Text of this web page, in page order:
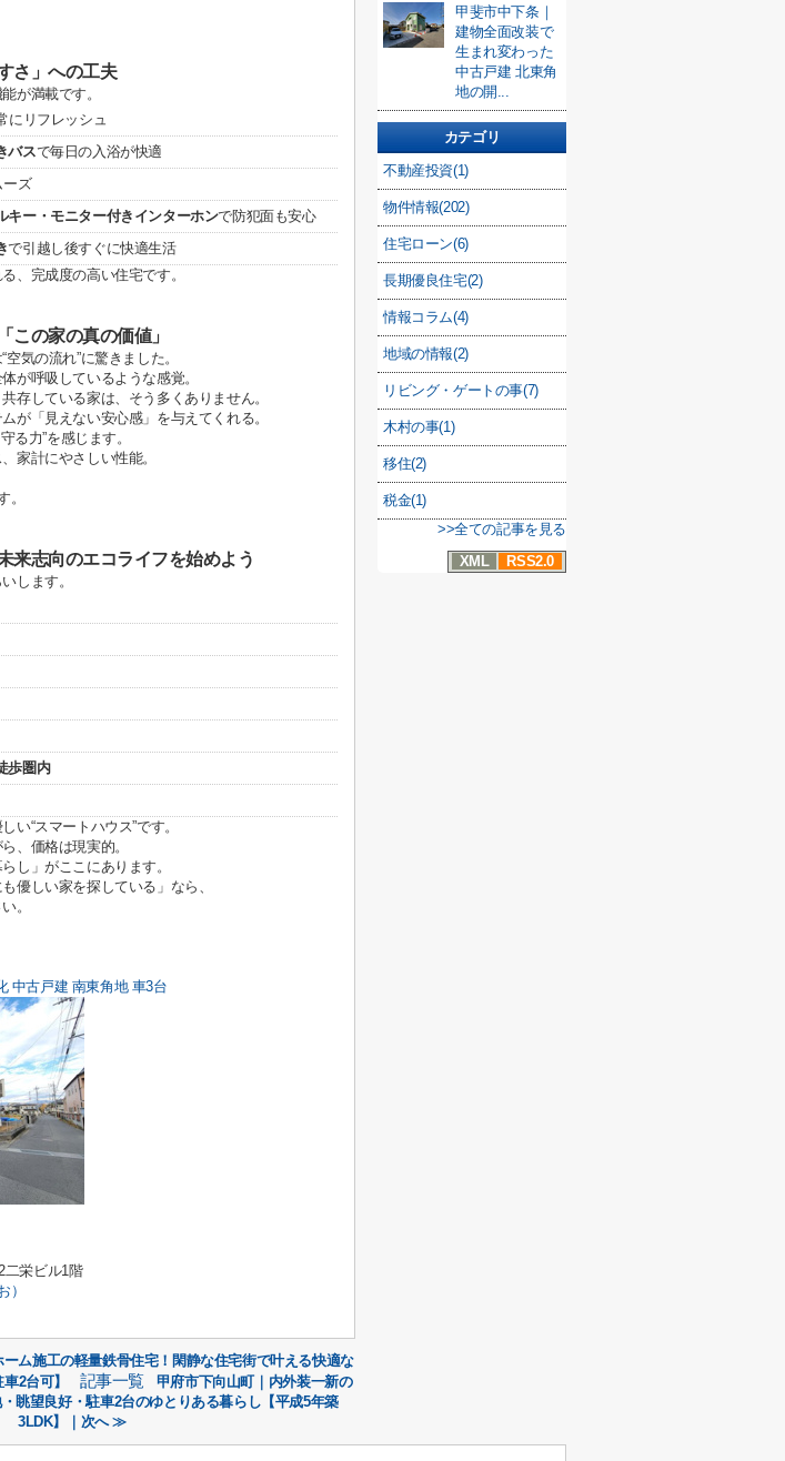
さ」への工夫
が満載です。
にリフレッシュ
バスで毎日の入浴が快適
ーズ
キー・モニター付きインターホンで防犯面も安心
で引越し後すぐに快適生活
、完成度の高い住宅です。
この家の真の価値」
気の流れ”に驚きました。
が呼吸しているような感覚。
存している家は、そう多くありません。
が「見えない安心感」を与えてくれる。
る力”を感じます。
家計にやさしい性能。
。
来志向のエコライフを始めよう
します。
歩圏内
い“スマートハウス”です。
、価格は現実的。
し」がここにあります。
優しい家を探している」なら、
。
中古戸建 南東角地 車3台
二栄ビル1階
）
ム施工の軽量鉄骨住宅！閑静な住宅街で叶える快適な
2台可】
記事一覧
甲府市下向山町｜内外装一新の
眺望良好・駐車2台のゆとりある暮らし【平成5年築
3LDK】｜次へ ≫
甲斐市中下条｜
建物全面改装で
生まれ変わった
中古戸建 北東角
地の開...
カテゴリ
不動産投資(1)
物件情報(202)
住宅ローン(6)
長期優良住宅(2)
情報コラム(4)
地域の情報(2)
リビング・ゲートの事(7)
木村の事(1)
移住(2)
税金(1)
>>全ての記事を見る
XML
RSS2.0